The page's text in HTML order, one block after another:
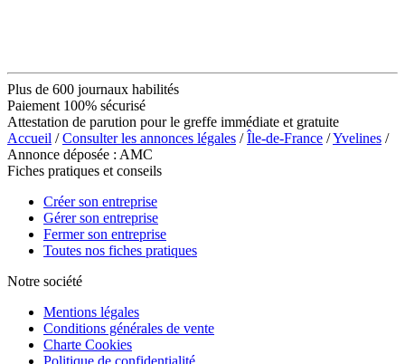
Plus de 600 journaux habilités
Paiement 100% sécurisé
Attestation de parution pour le greffe immédiate et gratuite
Accueil /Consulter les annonces légales /Île-de-France /Yvelines /
Annonce déposée : AMC
Fiches pratiques et conseils
Créer son entreprise
Gérer son entreprise
Fermer son entreprise
Toutes nos fiches pratiques
Notre société
Mentions légales
Conditions générales de vente
Charte Cookies
Politique de confidentialité